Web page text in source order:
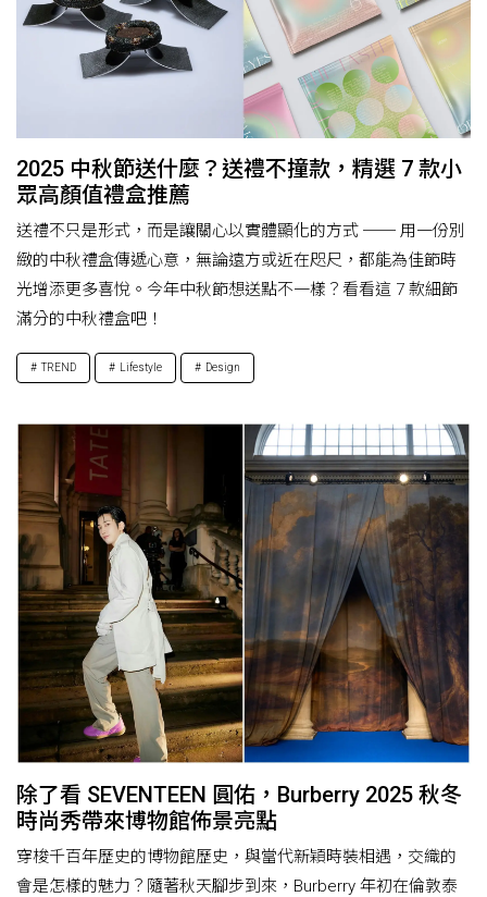
2025 中秋節送什麼？送禮不撞款，精選 7 款小
眾高顏值禮盒推薦
送禮不只是形式，而是讓關心以實體顯化的方式 ── 用一份別
緻的中秋禮盒傳遞心意，無論遠方或近在咫尺，都能為佳節時
光增添更多喜悅。今年中秋節想送點不一樣？看看這 7 款細節
滿分的中秋禮盒吧！
TREND Lifestyle Design
除了看 SEVENTEEN 圓佑，Burberry 2025 秋冬
時尚秀帶來博物館佈景亮點
穿梭千百年歷史的博物館歷史，與當代新穎時裝相遇，交織的
會是怎樣的魅力？隨著秋天腳步到來，Burberry 年初在倫敦泰